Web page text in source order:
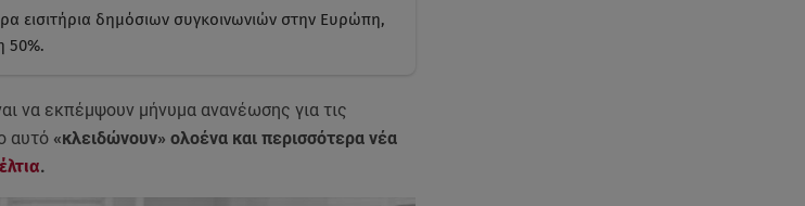
εισιτήρια δημόσιων συγκοινωνιών στην Ευρώπη,
50%.
να εκπέμψουν μήνυμα ανανέωσης για τις
αυτό «κλειδώνουν» ολοένα και περισσότερα νέα
.